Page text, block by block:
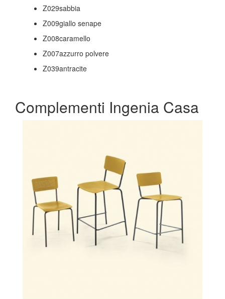
Z029sabbia
Z009giallo senape
Z008caramello
Z007azzurro polvere
Z039antracite
Complementi Ingenia Casa